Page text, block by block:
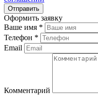
Оформить заявку
Ваше имя *
Телефон *
Email
Комментарий